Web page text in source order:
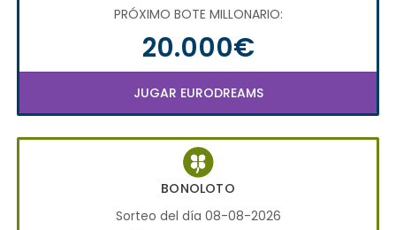
PRÓXIMO BOTE MILLONARIO:
20.000€
JUGAR EURODREAMS
BONOLOTO
Sorteo del día 08-08-2026